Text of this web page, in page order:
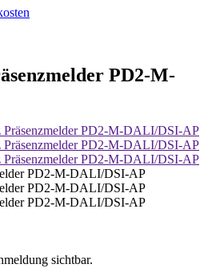
PD2-M-
sichtbar.